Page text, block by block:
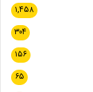
۱,۴۵۸
۳۰۴
۱۵۶
۶۵